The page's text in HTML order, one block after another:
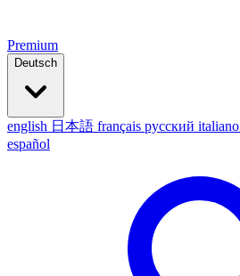
Premium
Deutsch
english 日本語 français русский italiano
español